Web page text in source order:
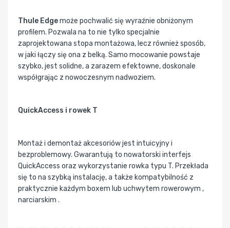
Thule Edgemoże pochwalić się wyraźnie obniżonym
profilem. Pozwala na to nie tylko specjalnie
zaprojektowana stopa montażowa, lecz również sposób,
w jaki łączy się ona z belką. Samo mocowanie powstaje
szybko, jest solidne, a zarazem efektowne, doskonale
współgrając z nowoczesnym nadwoziem.
QuickAccess i rowek T
Montaż i demontaż akcesoriów jest intuicyjny i
bezproblemowy. Gwarantują to nowatorski interfejs
QuickAccess oraz wykorzystanie rowka typu T. Przekłada
się to na szybką instalację, a także kompatybilność z
praktycznie każdym boxem lub uchwytem rowerowym ,
narciarskim .